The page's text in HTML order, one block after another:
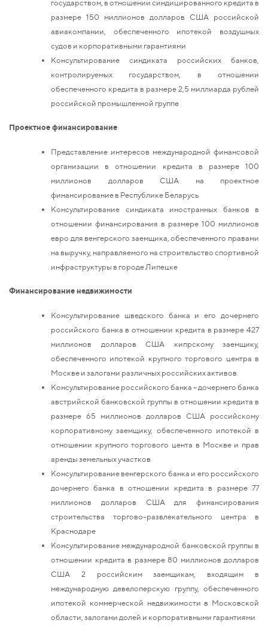
государством, в отношении синдицированного кредита в
размере 150 миллионов долларов США российской
авиакомпании, обеспеченного ипотекой воздушных
судов и корпоративными гарантиями
Консультирование синдиката российских банков,
контролируемых государством, в отношении
обеспеченного кредита в размере 2,5 миллиарда рублей
российской промышленной группе
Проектное финансирование
Представление интересов международной финансовой
организации в отношении кредита в размере 100
миллионов долларов США на проектное
финансирование в Республике Беларусь
Консультирование синдиката иностранных банков в
отношении финансирования в размере 100 миллионов
евро для венгерского заемщика, обеспеченного правами
на выручку, направляемого на строительство спортивной
инфраструктуры в городе Липецке
Финансирование недвижимости
Консультирование шведского банка и его дочернего
российского банка в отношении кредита в размере 427
миллионов долларов США кипрскому заемщику,
обеспеченного ипотекой крупного торгового центра в
Москве и залогами различных российских активов
Консультирование российского банка – дочернего банка
австрийской банковской группы в отношении кредита в
размере 65 миллионов долларов США российскому
корпоративному заемщику, обеспеченного ипотекой в
отношении крупного торгового цента в Москве и прав
аренды земельных участков
Консультирование венгерского банка и его российского
дочернего банка в отношении кредита в размере 77
миллионов долларов США для финансирования
строительства торгово-развлекательного центра в
Краснодаре
Консультирование международной банковской группы в
отношении кредита в размере 80 миллионов долларов
США 2 российским заемщикам, входящим в
международную девелоперскую группу, обеспеченного
ипотекой коммерческой недвижимости в Московской
области, залогами долей и корпоративными гарантиями